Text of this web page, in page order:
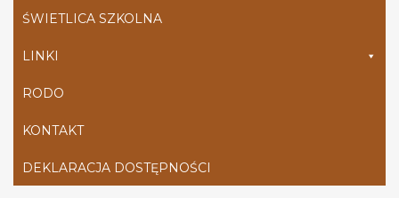
ŚWIETLICA SZKOLNA
LINKI
RODO
KONTAKT
DEKLARACJA DOSTĘPNOŚCI